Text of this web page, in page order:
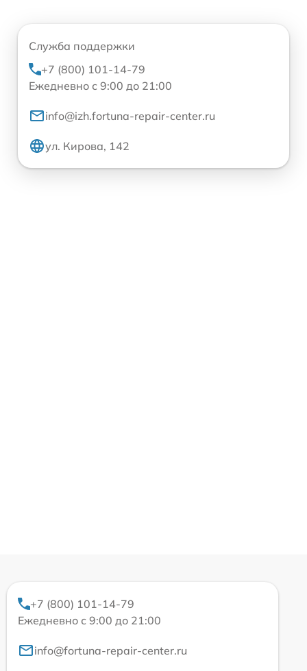
Служба поддержки
+7 (800) 101-14-79
Ежедневно с 9:00 до 21:00
info@izh.fortuna-repair-center.ru
ул. Кирова, 142
+7 (800) 101-14-79
Ежедневно с 9:00 до 21:00
info@fortuna-repair-center.ru